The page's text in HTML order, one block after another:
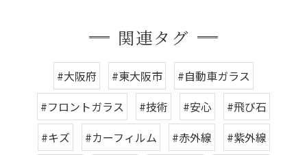
関連タグ
#大阪府 #東大阪市
#自動車ガラス
#フロントガラス
#技術 #安心
#飛び石
#キズ
#カーフィルム #赤外線
#紫外線